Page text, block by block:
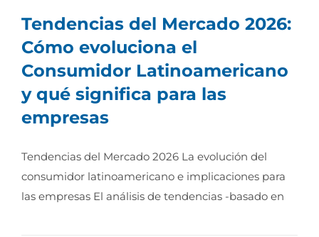
Tendencias del Mercado 2026: Cómo
evoluciona el Consumidor
Latinoamericano y qué significa para las
Tendencias del Mercado 2026:
Cómo evoluciona el
Consumidor Latinoamericano
y qué significa para las
empresas
Tendencias del Mercado 2026 La evolución del
consumidor latinoamericano e implicaciones para
las empresas El análisis de tendencias -basado en